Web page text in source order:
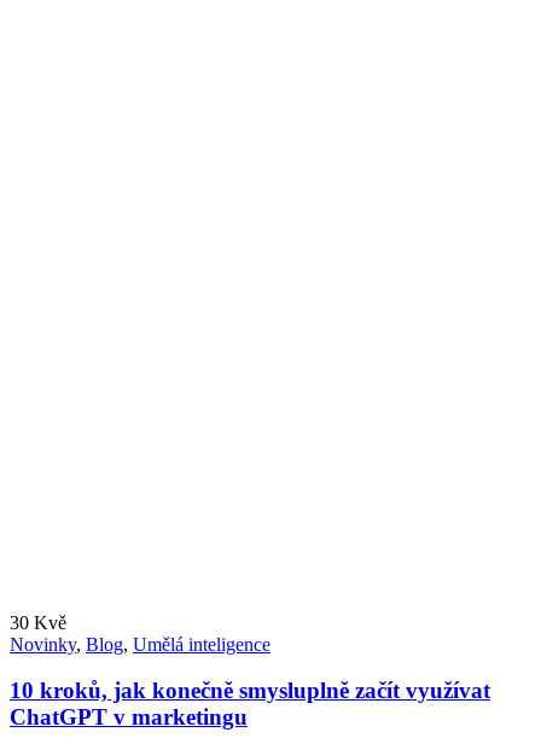
30 Kvě
Novinky, Blog, Umělá inteligence
10 kroků, jak konečně smysluplně začít využívat
ChatGPT v marketingu